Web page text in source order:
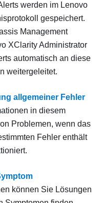
werden im Lenovo
gespeichert.
Management
XClarity Administrator
automatisch an diese
weitergeleitet.
allgemeiner Fehler
in diesem
Problemen, wenn das
Fehler enthält
können Sie Lösungen